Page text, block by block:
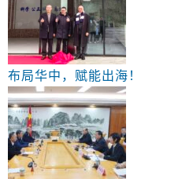
布局华中，赋能出海！